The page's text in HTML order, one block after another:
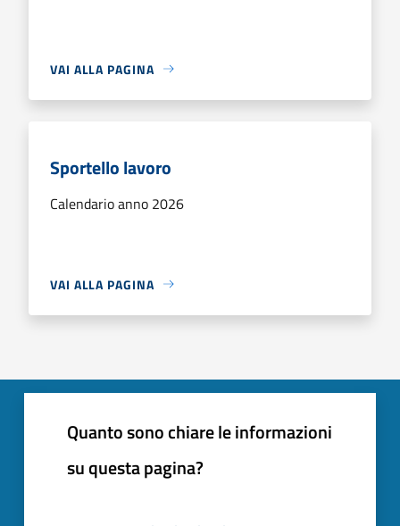
VAI ALLA PAGINA
Sportello lavoro
Calendario anno 2026
VAI ALLA PAGINA
Quanto sono chiare le informazioni
su questa pagina?